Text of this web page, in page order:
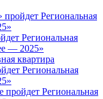
пройдет Региональная
Региональная
— 2025»
квартира
Региональная
пройдет Региональная